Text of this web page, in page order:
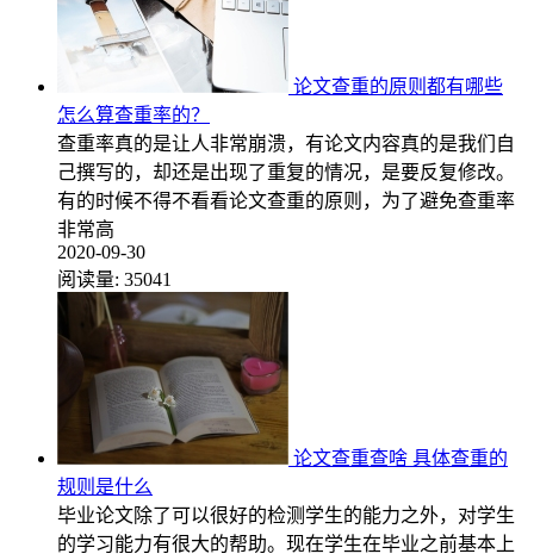
论文查重的原则都有哪些
怎么算查重率的？
查重率真的是让人非常崩溃，有论文内容真的是我们自
己撰写的，却还是出现了重复的情况，是要反复修改。
有的时候不得不看看论文查重的原则，为了避免查重率
非常高
2020-09-30
阅读量: 35041
论文查重查啥 具体查重的
规则是什么
毕业论文除了可以很好的检测学生的能力之外，对学生
的学习能力有很大的帮助。现在学生在毕业之前基本上